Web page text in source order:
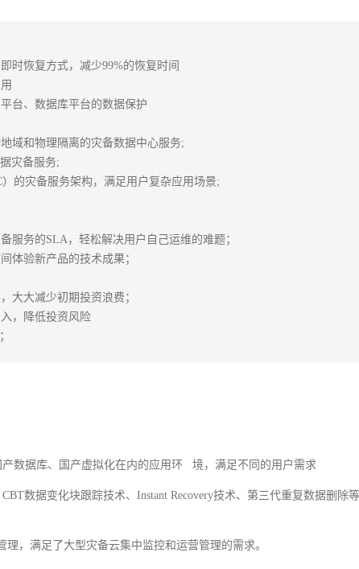
数据库、国产虚拟化在内的应用环 境，满足不同的用户需求
数据变化块跟踪技术、Instant Recovery技术、第三代重复数据删除
理，满足了大型灾备云集中监控和运营管理的需求。